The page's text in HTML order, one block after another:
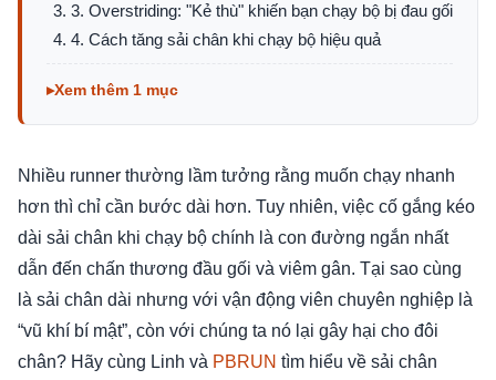
3. Overstriding: "Kẻ thù" khiến bạn chạy bộ bị đau gối
4. Cách tăng sải chân khi chạy bộ hiệu quả
Xem thêm 1 mục
Nhiều runner thường lầm tưởng rằng muốn chạy nhanh
hơn thì chỉ cần bước dài hơn. Tuy nhiên, việc cố gắng kéo
dài sải chân khi chạy bộ chính là con đường ngắn nhất
dẫn đến chấn thương đầu gối và viêm gân. Tại sao cùng
là sải chân dài nhưng với vận động viên chuyên nghiệp là
“vũ khí bí mật”, còn với chúng ta nó lại gây hại cho đôi
chân? Hãy cùng Linh và PBRUN tìm hiểu về sải chân